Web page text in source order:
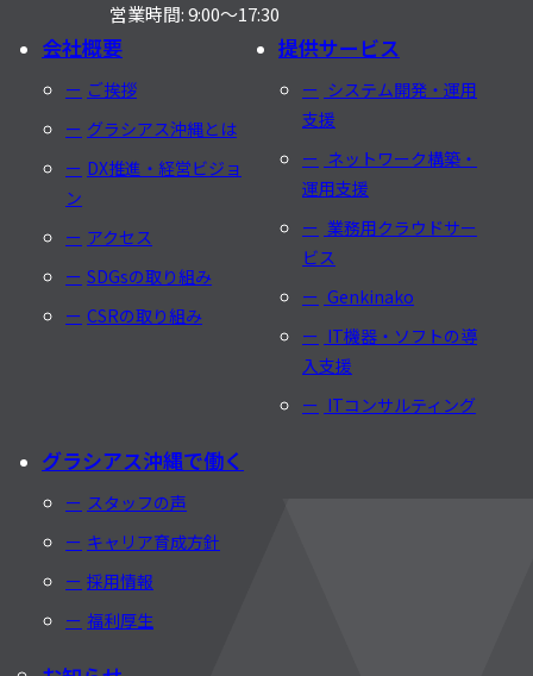
営業時間: 9:00〜17:30
会社概要
ご挨拶
グラシアス沖縄とは
DX推進・経営ビジョ
ン
アクセス
SDGsの取り組み
CSRの取り組み
提供サービス
システム開発・運用
支援
ネットワーク構築・
運用支援
業務用クラウドサー
ビス
Genkinako
IT機器・ソフトの導
入支援
ITコンサルティング
グラシアス沖縄で働く
スタッフの声
キャリア育成方針
採用情報
福利厚生